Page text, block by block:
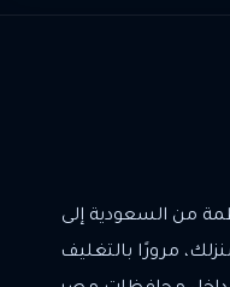
من السعودية إلى
مرورًا بالتغليف